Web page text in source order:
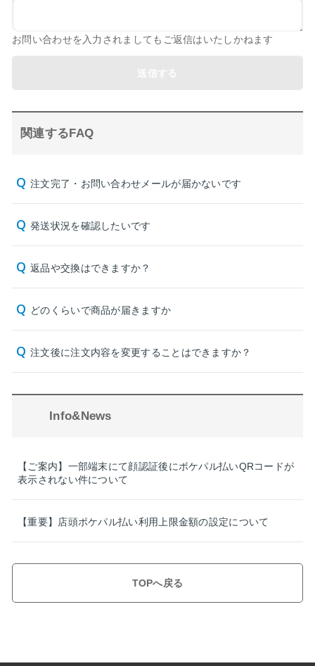
お問い合わせを入力されましてもご返信はいたしかねます
関連するFAQ
注文完了・お問い合わせメールが届かないです
発送状況を確認したいです
返品や交換はできますか？
どのくらいで商品が届きますか
注文後に注文内容を変更することはできますか？
Info&News
【ご案内】一部端末にて顔認証後にポケパル払いQRコードが
表示されない件について
【重要】店頭ポケパル払い利用上限金額の設定について
TOPへ戻る